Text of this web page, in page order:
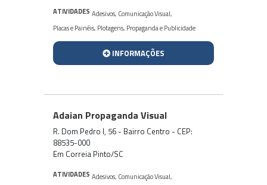
ATIVIDADES Adesivos, Comunicação Visual,
Placas e Painéis, Plotagens, Propaganda e Publicidade
INFORMAÇÕES
Adaian Propaganda Visual
R. Dom Pedro I, 56 - Bairro Centro - CEP:
88535-000
Em Correia Pinto/SC
ATIVIDADES Adesivos, Comunicação Visual,